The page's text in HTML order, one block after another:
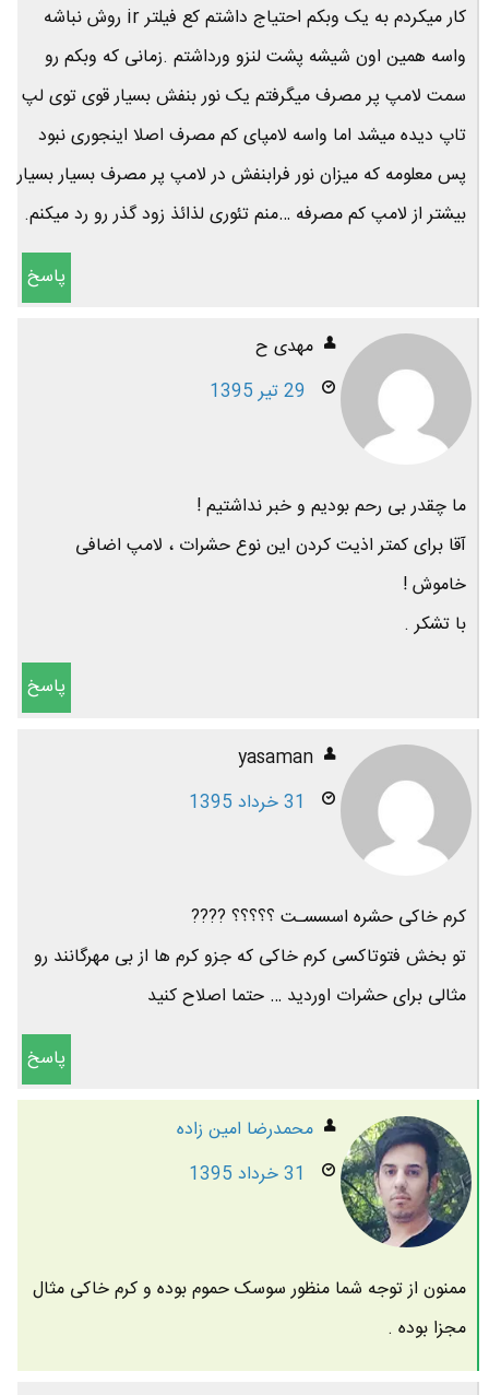
کار میکردم به یک وبکم احتیاج داشتم کع فیلتر ir روش نباشه
واسه همین اون شیشه پشت لنزو ورداشتم .زمانی که وبکم رو
سمت لامپ پر مصرف میگرفتم یک نور بنفش بسیار قوی توی لپ
تاپ دیده میشد اما واسه لامپای کم مصرف اصلا اینجوری نبود
پس معلومه که میزان نور فرابنفش در لامپ پر مصرف بسیار بسیار
بیشتر از لامپ کم مصرفه …منم تئوری لذائذ زود گذر رو رد میکنم.
پاسخ
مهدی ح
29 تیر 1395
ما چقدر بی رحم بودیم و خبر نداشتیم !
آقا برای کمتر اذیت کردن این نوع حشرات ، لامپ اضافی
خاموش !
با تشکر .
پاسخ
yasaman
31 خرداد 1395
کرم خاکى حشره اسسسـت ؟؟؟؟؟ ????
تو بخش فتوتاکسى کرم خاکى که جزو کرم ها از بى مهرگانند رو
مثالى براى حشرات اوردید … حتما اصلاح کنید
پاسخ
محمدرضا امين زاده
31 خرداد 1395
ممنون از توجه شما منظور سوسک حموم بوده و کرم خاکی مثال
مجزا بوده .